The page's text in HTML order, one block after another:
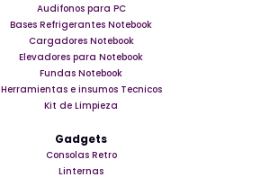
Audifonos para PC
Bases Refrigerantes Notebook
Cargadores Notebook
Elevadores para Notebook
Fundas Notebook
Herramientas e insumos Tecnicos
Kit de Limpieza
Gadgets
Consolas Retro
Linternas